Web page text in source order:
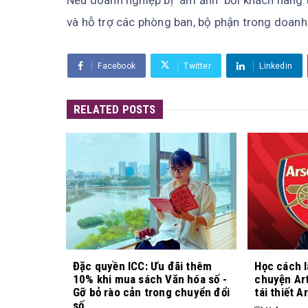
và hỗ trợ các phòng ban, bộ phận trong
Facebook Twitter Linkedin
RELATED POSTS
Đặc quyền ICC: Ưu đãi thêm
10% khi mua sách Văn hóa số -
Gỡ bỏ rào cản trong chuyển đổi
Học cách
chuyện
tái thiết